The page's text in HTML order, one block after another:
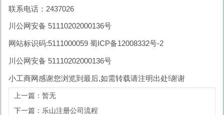
联系电话：2437026
川公网安备 51110202000136号
网站标识码:5111000059 蜀ICP备12008332号-2
川公网安备 51110202000136号
小工商网感谢您浏览到最后,如需转载请注明出处!谢谢
上一篇：暂无
下一篇：乐山注册公司流程